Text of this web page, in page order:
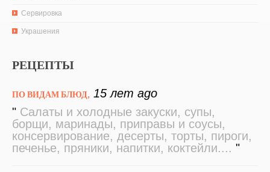
Сервировка
Украшения
РЕЦЕПТЫ
ПО ВИДАМ БЛЮД 15 лет ago
" Салаты и холодные закуски, супы,
борщи, маринады, приправы и соусы,
консервирование, десерты, торты, пироги,
печенье, пряники, напитки, коктейли.... "